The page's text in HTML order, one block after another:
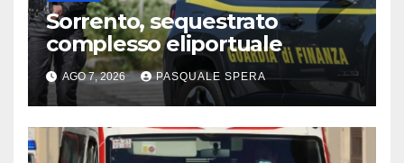
Sorrento, sequestrato
complesso eliportuale
AGO 7, 2026 PASQUALE SPERA